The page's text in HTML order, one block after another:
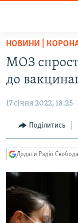
Перейти
основного
матеріалу
до
навігації
Перейти
до
ВСЕ ЗА ДОБУ
ПОЛІТИКА
ЕКОНОМІКА
КУЛЬТУРА
УКРАЇНА
СВІТ
ВІЙНА
РОСІЙСЬКА
КРИМ.РЕАЛІЇ
ТИ ЯК?
СХЕМИ
КИТАЙ.ВИКЛИКИ
НОВИНИ |
МОЗ
до
17 січня 2022, 18:25
Поділитись
Додати Радіо